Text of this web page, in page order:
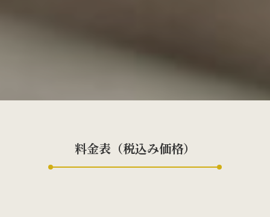
料金表（税込み価格）